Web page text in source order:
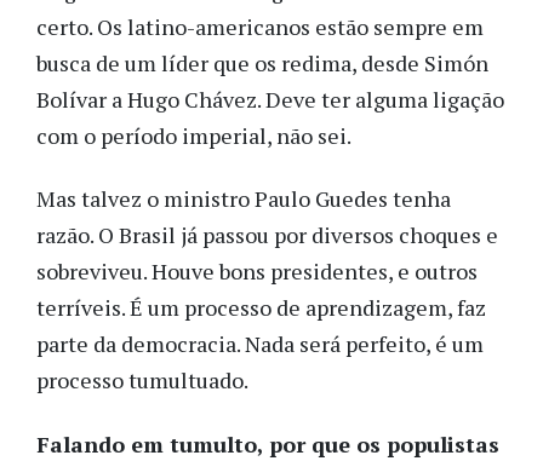
certo. Os latino-americanos estão sempre em
busca de um líder que os redima, desde Simón
Bolívar a Hugo Chávez. Deve ter alguma ligação
com o período imperial, não sei.
Mas talvez o ministro Paulo Guedes tenha
razão. O Brasil já passou por diversos choques e
sobreviveu. Houve bons presidentes, e outros
terríveis. É um processo de aprendizagem, faz
parte da democracia. Nada será perfeito, é um
processo tumultuado.
Falando em tumulto, por que os populistas